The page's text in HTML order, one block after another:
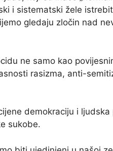
i sistematski žele
gledaju zločin nad
ne samo kao
rasizma, anti-
demokraciju i
sukobe.